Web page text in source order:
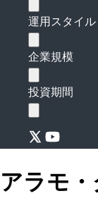
運用スタイル
企業規模
投資期間
アラモ